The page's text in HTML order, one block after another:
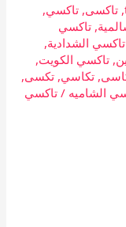
,تاكسى,تاكسي,
,تاكسي
تاكسي الشدادية,
,تاكسي الكويت,
,تكاسي,تكسى,
الشاميه /تاكسي